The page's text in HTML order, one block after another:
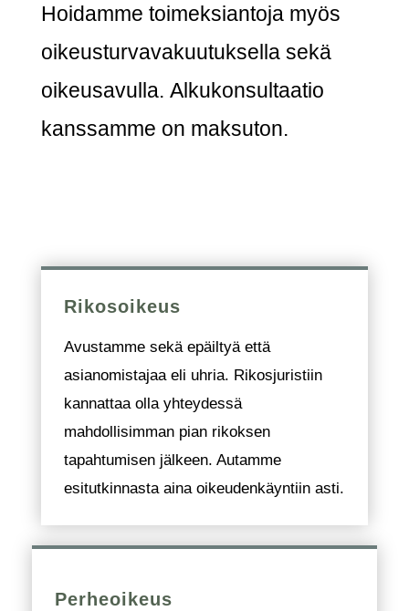
Hoidamme toimeksiantoja myös
oikeusturvavakuutuksella sekä
oikeusavulla. Alkukonsultaatio
kanssamme on maksuton.
Rikosoikeus
Avustamme sekä epäiltyä että
asianomistajaa eli uhria. Rikosjuristiin
kannattaa olla yhteydessä
mahdollisimman pian rikoksen
tapahtumisen jälkeen. Autamme
esitutkinnasta aina oikeudenkäyntiin asti.
Perheoikeus